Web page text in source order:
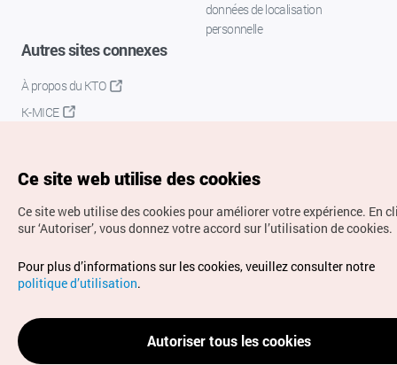
données de localisation
personnelle
Autres sites connexes
À propos du KTO
K-MICE
Droits d’auteur (c) Office National du Tourisme en Corée.
Tous droits réservés.
Pour les rapports d'erreurs et demandes de renseignements,
adressez vos demandes à
info.ontc@gmail.com
Ce site web utilise des cookies
Ce site web utilise des cookies pour améliorer votre expérience. En
sur ‘Autoriser’, vous donnez votre accord sur l’utilisation de cookies.
Pour plus d’informations sur les cookies, veuillez consulter notre
politique d’utilisation.
Autoriser tous les cookies